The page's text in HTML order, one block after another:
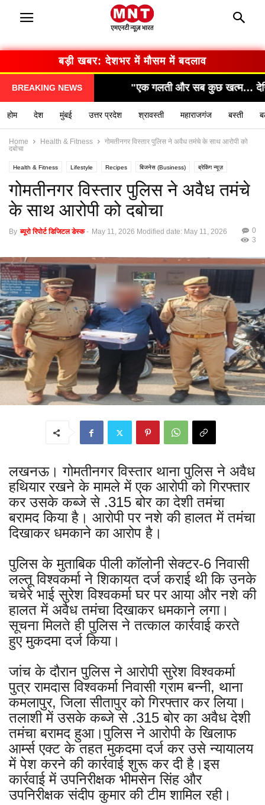
बड़ी खबर: सरकार का बड़ा फैसला
BREAKING NEWS
कुछ खत्म… देखिए कैसे हुआ हादसा!" "सामने आया
होम देश मुंबई उत्तर प्रदेश श्रावस्ती महाराजगंज बस्ती
Home Health & Fitness
गोमतीनगर विस्तार पुलिस ने अवैध तमंचे के साथ आरोपी को
दबोचा
Health & Fitness Lifestyle Recipes बिजनेस (Business) ब्रेकिंग न्यूज़
मनोरंजन (Entertainment) राशिफल / ज्योतिष स्वास्थ्य (Health)
गोमतीनगर विस्तार पुलिस ने अवैध तमंचे
के साथ आरोपी को दबोचा
By ब्यूरो रिपोर्ट डिजिटल डेस्क - May 11, 2026 Modified date: May 11, 2026
0
3
लखनऊ। गोमतीनगर विस्तार थाना पुलिस ने अवैध
हथियार रखने के मामले में एक आरोपी को गिरफ्तार
कर उसके कब्जे से .315 बोर का देशी तमंचा
बरामद किया है। आरोपी पर नशे की हालत में तमंचा
दिखाकर धमकाने का आरोप है।
पुलिस के मुताबिक पीली कॉलोनी सेक्टर-6 निवासी
लल्तू विश्वकर्मा ने शिकायत दर्ज कराई थी कि उनके
चचेरे भाई सुरेश विश्वकर्मा घर पर आया और नशे की
हालत में अवैध तमंचा दिखाकर धमकाने लगा।
सूचना मिलते ही पुलिस ने तत्काल कार्रवाई करते
हुए मुकदमा दर्ज किया।
जांच के दौरान पुलिस ने आरोपी सुरेश विश्वकर्मा
पुत्र रामदास विश्वकर्मा निवासी ग्राम बन्नी, थाना
कमलापुर, जिला सीतापुर को गिरफ्तार कर लिया।
तलाशी में उसके कब्जे से .315 बोर का अवैध देशी
तमंचा बरामद हुआ।पुलिस ने आरोपी के खिलाफ
आर्म्स एक्ट के तहत मुकदमा दर्ज कर उसे न्यायालय
में पेश करने की कार्रवाई शुरू कर दी है।इस
कार्रवाई में उपनिरीक्षक भीमसेन सिंह और
उपनिरीक्षक संदीप कुमार की टीम शामिल रही।